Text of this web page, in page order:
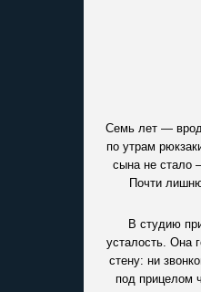
Семь лет —
по утрам
сына не стало
Почти
В студию
усталость. Она
стену: ни
под прицелом